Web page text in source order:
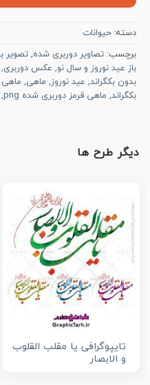
دسته: حیوانات
برچسب: تصاویر دوربری شده, تصویر
باز عید نوروز و سال نو, عکس دوربری,
بدون بکگراند, عید نوروز, ماهی,
بکگراند, ماهی قرمز دوربری شده png ,
دیگر طرح ها
تایپوگرافی یا مقلب القلوب
و الابصار